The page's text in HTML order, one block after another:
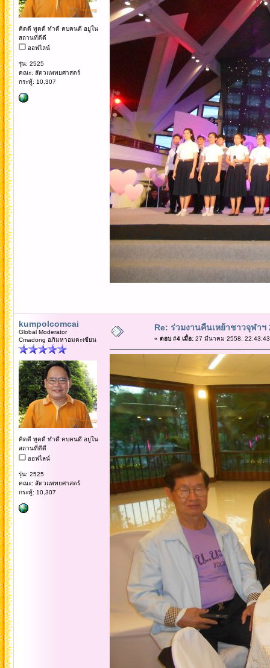
คิดดี พูดดี ทำดี คบคนดี อยู่ใน
สถานที่ดีดี
ออฟไลน์
รุ่น: 2525
คณะ: สัตวแพทยศาสตร์
กระทู้: 10,307
kumpolcomcai
Global Moderator
Cmadong อภิมหาอมตะเซียน
คิดดี พูดดี ทำดี คบคนดี อยู่ใน
สถานที่ดีดี
ออฟไลน์
รุ่น: 2525
คณะ: สัตวแพทยศาสตร์
กระทู้: 10,307
Re: ร่วมงานคืนเหย้าชาวจุฬาฯ
« ตอบ #4 เมื่อ:27 มีนาคม 2558,